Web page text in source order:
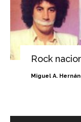
Rock
Miguel A.